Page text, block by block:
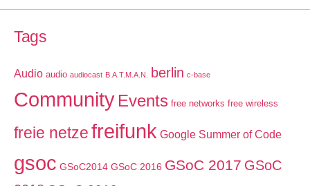
Tags
Audio audio audiocast B.A.T.M.A.N. berlin c-base
Community Events free networks free wireless
freie netzefreifunk Google Summer of Code
gsoc GSoC2014 GSoC 2016 GSoC 2017 GSoC